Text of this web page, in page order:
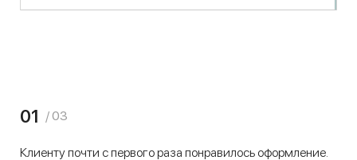
01 / 03
Клиенту почти с первого раза понравилось оформление.